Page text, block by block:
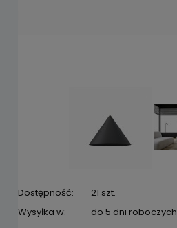
Dostępność:
21 szt.
Wysyłka w:
do 5 dni roboczych